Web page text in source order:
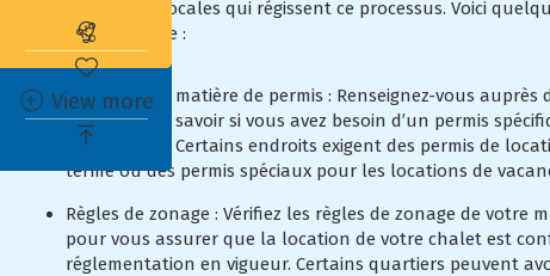
réglementations locales qui régissent ce processus. Voici
prendre en compte :
Exigences en matière de permis : Renseignez-vous auprès
locales pour savoir si vous avez besoin d’un permis
votre chalet. Certains endroits exigent des permis de
terme ou des permis spéciaux pour les locations de
Règles de zonage : Vérifiez les règles de zonage de votre
pour vous assurer que la location de votre chalet est
réglementation en vigueur. Certains quartiers peuvent
Abonnez-vous à l'alerte immobilière
View more